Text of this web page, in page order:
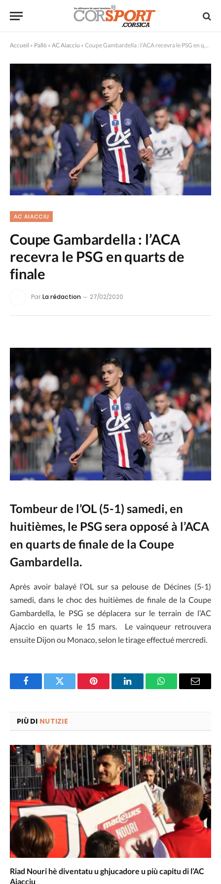
Accueil » Pallò » AC Aiacciu » Coupe Gambardella : l’ACA recevra le PSG en quarts de finale
AC AIACCIU
Coupe Gambardella : l’ACA
recevra le PSG en quarts de
finale
ParLa rédaction 27/02/2020
Tombeur de l’OL (5-1) samedi, en
huitièmes, le PSG sera opposé à l’ACA
en quarts de finale de la Coupe
Gambardella.
Après avoir balayé l’OL sur sa pelouse de Décines (5-1)
samedi, dans le choc des huitièmes de finale de la Coupe
Gambardella, le PSG se déplacera sur le terrain de l’AC
Ajaccio en quarts le 15 mars. Le vainqueur retrouvera
ensuite Dijon ou Monaco, selon le tirage effectué mercredi.
FacebookTwitter Pinterest LinkedInWhatsAppEmail
PIÙ DI NUTIZIE
Riad Nouri hè diventatu u ghjucadore u più capitu di l’AC
Aiacciu